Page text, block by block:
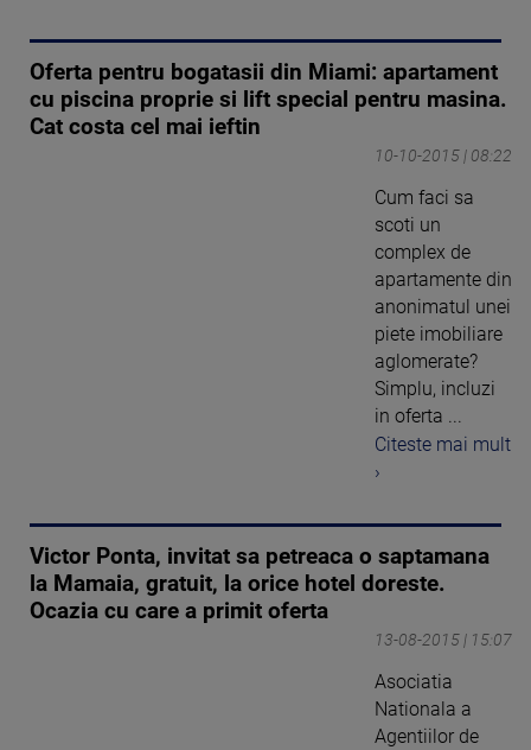
Oferta pentru bogatasii din Miami: apartament
cu piscina proprie si lift special pentru masina.
Cat costa cel mai ieftin
10-10-2015 | 08:22
Cum faci sa
scoti un
complex de
apartamente din
anonimatul unei
piete imobiliare
aglomerate?
Simplu, incluzi
in oferta ...
Citeste mai mult
›
Victor Ponta, invitat sa petreaca o saptamana
la Mamaia, gratuit, la orice hotel doreste.
Ocazia cu care a primit oferta
13-08-2015 | 15:07
Asociatia
Nationala a
Agentiilor de